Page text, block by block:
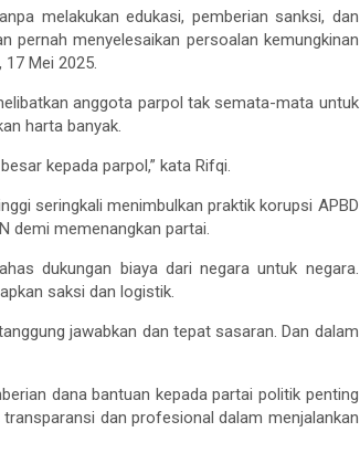
melakukan edukasi, pemberian sanksi, dan
pernah menyelesaikan persoalan kemungkinan
17 Mei 2025.
anggota parpol tak semata-mata untuk
harta banyak.
kepada parpol,” kata Rifqi.
seringkali menimbulkan praktik korupsi APBD
demi memenangkan partai.
dukungan biaya dari negara untuk negara.
saksi dan logistik.
jawabkan dan tepat sasaran. Dan dalam
dana bantuan kepada partai politik penting
dan profesional dalam menjalankan